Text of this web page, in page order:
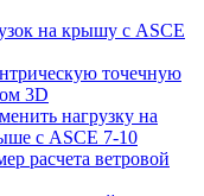
на крышу с ASCE
точечную
3D
нагрузку на
с ASCE 7-10
расчета ветровой